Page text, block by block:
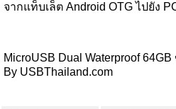
จากแท็บเล็ต Android OTG ไปยัง
MicroUSB Dual Waterproof
By USBThailand.com